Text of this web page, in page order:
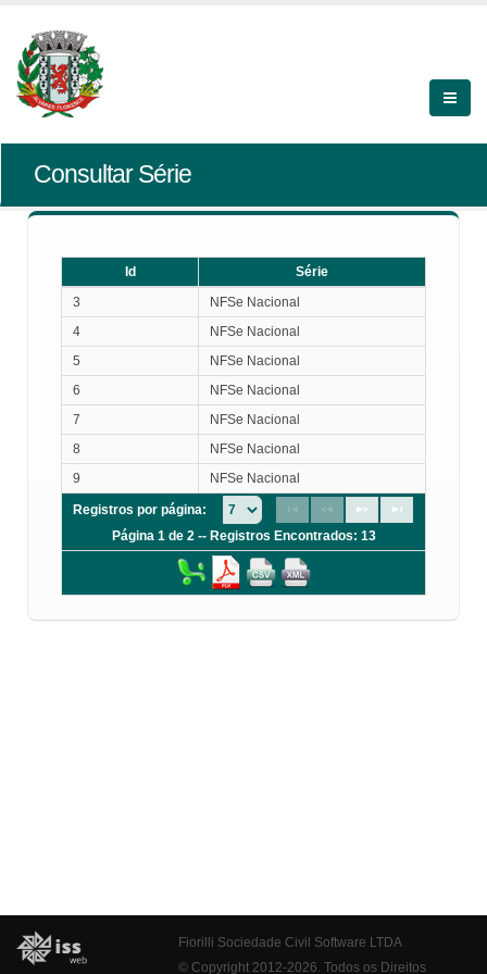
Consultar Série
Id
Série
Série
3
NFSe Nacional
4
NFSe Nacional
5
NFSe Nacional
6
NFSe Nacional
7
NFSe Nacional
8
NFSe Nacional
9
NFSe Nacional
Registros por página:
Página 1 de 2 -- Registros Encontrados: 13
Fiorilli Sociedade Civil Software LTDA
© Copyright 2012-2026. Todos os Direitos